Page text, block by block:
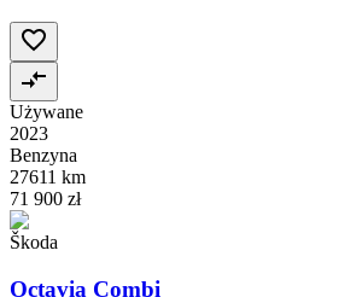
Używane
2023
Benzyna
27611 km
71 900 zł
Škoda
Octavia Combi